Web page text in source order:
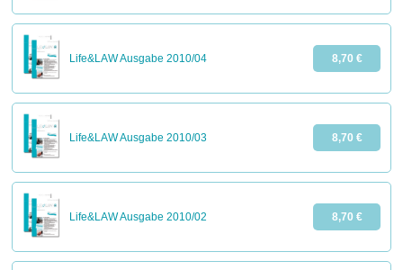
Life&LAW Ausgabe 2010/04 8,70 €
Life&LAW Ausgabe 2010/03 8,70 €
Life&LAW Ausgabe 2010/02 8,70 €